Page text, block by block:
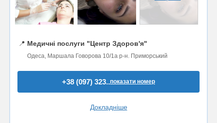
📍 Медичні послуги "Центр Здоров'я"
Одеса, Маршала Говорова 10/1а р-н. Приморський
+38 (097) 323..показати номер
Докладніше